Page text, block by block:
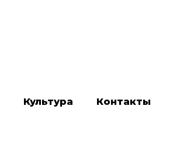
Культура Контакты